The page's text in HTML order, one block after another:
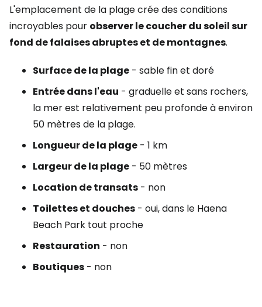
L'emplacement de la plage crée des conditions
incroyables pour observer le coucher du soleil sur
fond de falaises abruptes et de montagnes.
Surface de la plage - sable fin et doré
Entrée dans l'eau - graduelle et sans rochers,
la mer est relativement peu profonde à environ
50 mètres de la plage.
Longueur de la plage - 1 km
Largeur de la plage - 50 mètres
Location de transats - non
Toilettes et douches - oui, dans le Haena
Beach Park tout proche
Restauration - non
Boutiques - non